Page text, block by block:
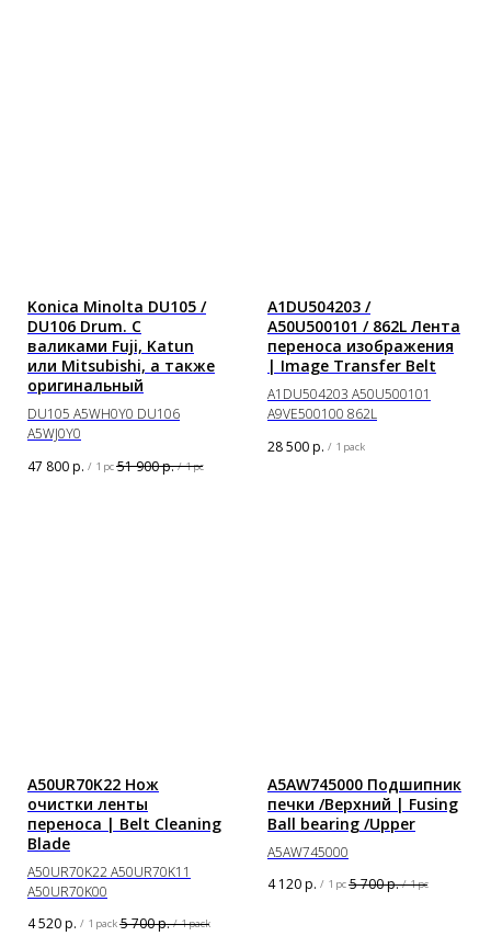
Konica Minolta DU105 /
DU106 Drum. C
валиками Fuji, Katun
или Mitsubishi, а также
оригинальный
DU105 A5WH0Y0 DU106
A5WJ0Y0
47 800р. / 1 pc 51 900р. / 1 pc
A1DU504203 /
A50U500101 / 862L Лента
переноса изображения
| Image Transfer Belt
A1DU504203 A50U500101
A9VE500100 862L
28 500р. / 1 pack
A50UR70K22 Нож
очистки ленты
переноса | Belt Cleaning
Blade
A50UR70K22 A50UR70K11
A50UR70K00
4 520р. / 1 pack 5 700р. / 1 pack
A5AW745000 Подшипник
печки /Верхний | Fusing
Ball bearing /Upper
A5AW745000
4 120р. / 1 pc 5 700р. / 1 pc